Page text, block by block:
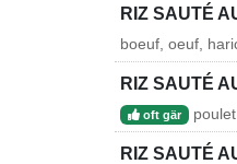
RIZ SAUTÉ
boeuf, oeuf,
RIZ SAUTÉ
oft gär
RIZ SAUTÉ